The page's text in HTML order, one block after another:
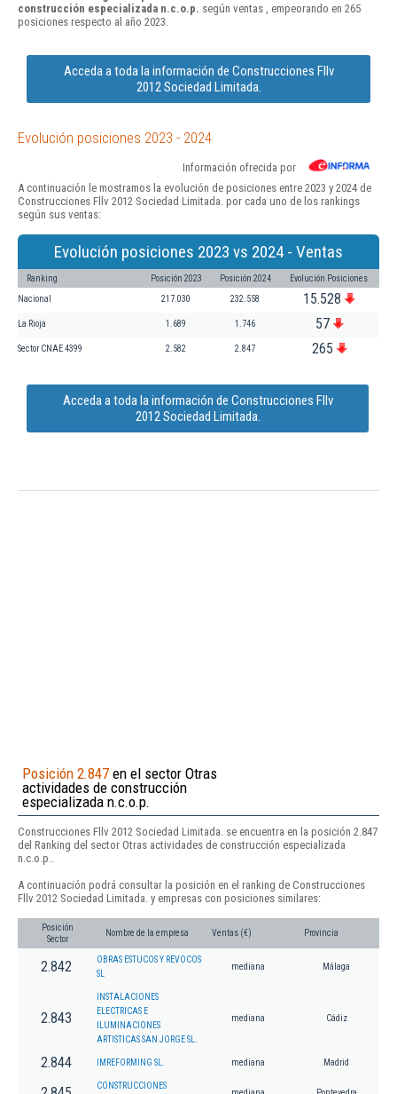
construcción especializada n.c.o.p. según ventas , empeorando en 265
posiciones respecto al año 2023.
Acceda a toda la información de Construcciones Fllv
2012 Sociedad Limitada.
Evolución posiciones 2023 - 2024
Información ofrecida por
A continuación le mostramos la evolución de posiciones entre 2023 y 2024 de
Construcciones Fllv 2012 Sociedad Limitada. por cada uno de los rankings
según sus ventas:
Evolución posiciones 2023 vs 2024 - Ventas
Ranking Posición 2023 Posición 2024 Evolución Posiciones
Nacional 217.030 232.558 15.528
La Rioja 1.689 1.746 57
Sector CNAE 4399 2.582 2.847 265
Acceda a toda la información de Construcciones Fllv
2012 Sociedad Limitada.
Posición 2.847 en el sector Otras
actividades de construcción
especializada n.c.o.p.
Construcciones Fllv 2012 Sociedad Limitada. se encuentra en la posición 2.847
del Ranking del sector Otras actividades de construcción especializada
n.c.o.p..
A continuación podrá consultar la posición en el ranking de Construcciones
Fllv 2012 Sociedad Limitada. y empresas con posiciones similares:
Posición
Sector
Nombre de la empresa Ventas (€) Provincia
2.842
OBRAS ESTUCOS Y REVOCOS
SL
mediana Málaga
2.843
INSTALACIONES
ELECTRICAS E
ILUMINACIONES
ARTISTICAS SAN JORGE SL.
mediana Cádiz
2.844 IMREFORMING SL. mediana Madrid
CONSTRUCCIONES